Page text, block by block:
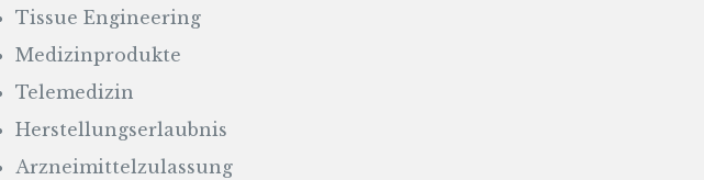
Tissue Engineering
Medizinprodukte
Telemedizin
Herstellungserlaubnis
Arzneimittelzulassung